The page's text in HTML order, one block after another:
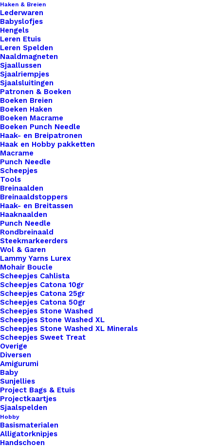
Haken & Breien
Lederwaren
Babyslofjes
Hengels
Leren Etuis
Leren Spelden
Naaldmagneten
Sjaallussen
Sjaalriempjes
Sjaalsluitingen
Patronen & Boeken
Boeken Breien
Boeken Haken
Boeken Macrame
Boeken Punch Needle
Haak- en Breipatronen
Haak en Hobby pakketten
Macrame
Punch Needle
Scheepjes
Tools
Breinaalden
Breinaaldstoppers
Haak- en Breitassen
Haaknaalden
Punch Needle
Rondbreinaald
Steekmarkeerders
Wol & Garen
Lammy Yarns Lurex
Mohair Boucle
Scheepjes Cahlista
Scheepjes Catona 10gr
Scheepjes Catona 25gr
Scheepjes Catona 50gr
Scheepjes Stone Washed
Scheepjes Stone Washed XL
Scheepjes Stone Washed XL Minerals
Scheepjes Sweet Treat
Overige
Diversen
Amigurumi
Baby
Sunjellies
Project Bags & Etuis
Projectkaartjes
Sjaalspelden
Hobby
Basismaterialen
Alligatorknipjes
Handschoen
82 op voorraad
Waxkoord
Metallic
1.0mm
Carbon
Grey
aantalToevoegen aan verlanglijst
Artikelnummer
Categorie
Benodigdheden
Veilig betalen
Unieke en kwaliteitsproducten
Overzicht
Nog meer leuks!